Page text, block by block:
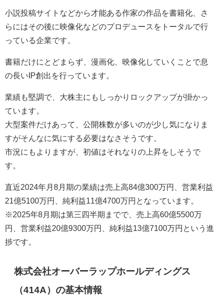
小説投稿サイトなどから才能ある作家の作品を書籍化、さ
らにはその後に映像化などのプロデュースをトータルで行
っている企業です。
書籍だけにとどまらず、漫画化、映像化していくことで息
の長いIP創出を行っています。
業績も堅調で、大株主にもしっかりロックアップが掛かっ
ています。
大型案件だけあって、公開株数が多いのが少し気になりま
すがそんなに気にする必要はなさそうです。
市況にもよりますが、初値はそれなりの上昇をしそうで
す。
直近2024年月8月期の業績は売上高84億300万円、営業利益
21億5100万円、純利益11億4700万円となっています。
※2025年8月期は第三四半期までで、売上高60億5500万
円、営業利益20億9300万円、純利益13億7100万円という進
捗です。
株式会社オーバーラップホールディングス
（414A）の基本情報